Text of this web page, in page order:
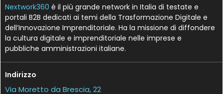
Nextwork360 è il più grande network in Italia di testate e
portali B2B dedicati ai temi della Trasformazione Digitale e
dell’Innovazione Imprenditoriale. Ha la missione di diffondere
la cultura digitale e imprenditoriale nelle imprese e
pubbliche amministrazioni italiane.
Indirizzo
Via Moretto da Brescia, 22